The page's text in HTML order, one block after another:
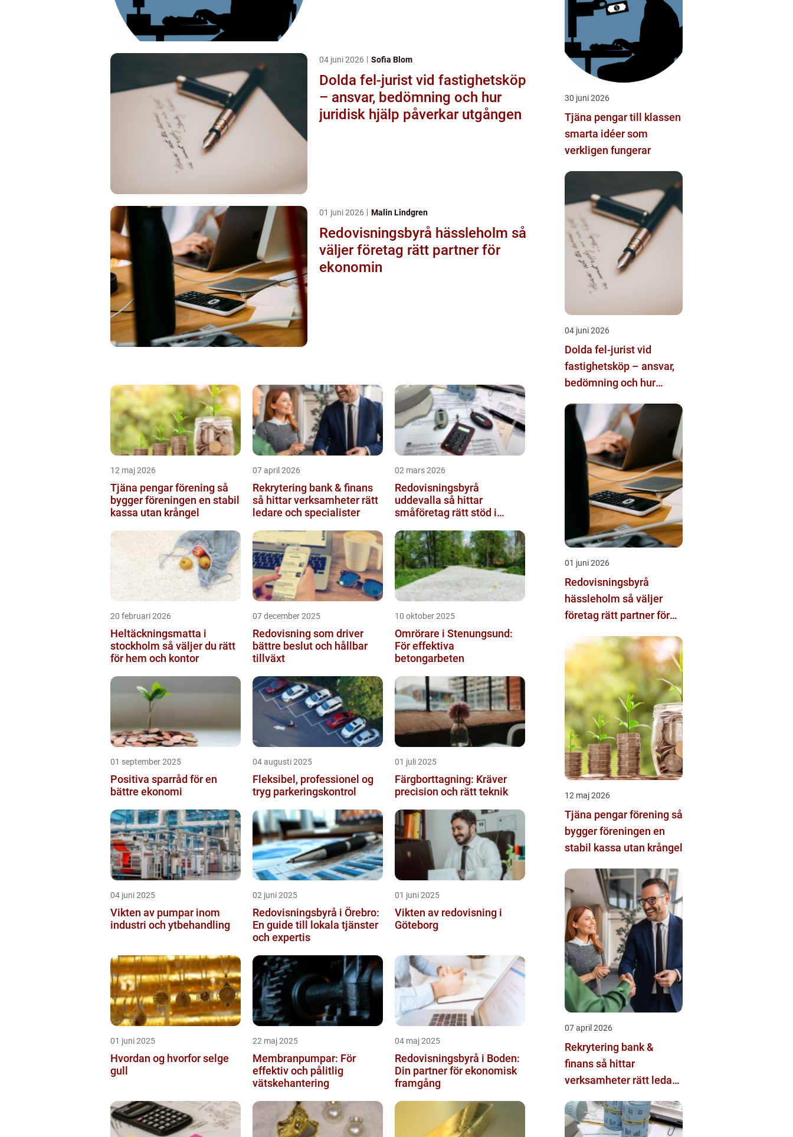
04 juni 2026 Sofia Blom
Dolda fel-jurist vid fastighetsköp
– ansvar, bedömning och hur
juridisk hjälp påverkar utgången
01 juni 2026 Malin Lindgren
Redovisningsbyrå hässleholm så
väljer företag rätt partner för
ekonomin
12 maj 2026
Tjäna pengar förening så
bygger föreningen en stabil
kassa utan krångel
07 april 2026
Rekrytering bank & finans
så hittar verksamheter rätt
ledare och specialister
02 mars 2026
Redovisningsbyrå
uddevalla så hittar
småföretag rätt stöd i
20 februari 2026
Heltäckningsmatta i
stockholm så väljer du rätt
för hem och kontor
07 december 2025
Redovisning som driver
bättre beslut och hållbar
tillväxt
10 oktober 2025
Omrörare i Stenungsund:
För effektiva
betongarbeten
01 september 2025
Positiva sparråd för en
bättre ekonomi
04 augusti 2025
Fleksibel, professionel og
tryg parkeringskontrol
01 juli 2025
Färgborttagning: Kräver
precision och rätt teknik
04 juni 2025
Vikten av pumpar inom
industri och ytbehandling
02 juni 2025
Redovisningsbyrå i Örebro:
En guide till lokala tjänster
och expertis
01 juni 2025
Vikten av redovisning i
Göteborg
01 juni 2025
Hvordan og hvorfor selge
gull
22 maj 2025
Membranpumpar: För
effektiv och pålitlig
vätskehantering
04 maj 2025
Redovisningsbyrå i Boden:
Din partner för ekonomisk
framgång
30 juni 2026
Tjäna pengar till klassen
smarta idéer som
verkligen fungerar
04 juni 2026
Dolda fel-jurist vid
fastighetsköp – ansvar,
bedömning och hur
utgången
01 juni 2026
Redovisningsbyrå
hässleholm så väljer
företag rätt partner för
12 maj 2026
Tjäna pengar förening så
bygger föreningen en
stabil kassa utan krångel
07 april 2026
Rekrytering bank &
finans så hittar
verksamheter rätt ledare